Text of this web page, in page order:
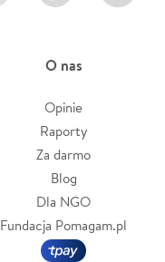
O nas
Opinie
Raporty
Za darmo
Blog
Dla NGO
Fundacja Pomagam.pl